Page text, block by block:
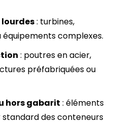
: turbines,
complexes.
: poutres en acier,
préfabriquées ou
hors gabarit : éléments
des conteneurs